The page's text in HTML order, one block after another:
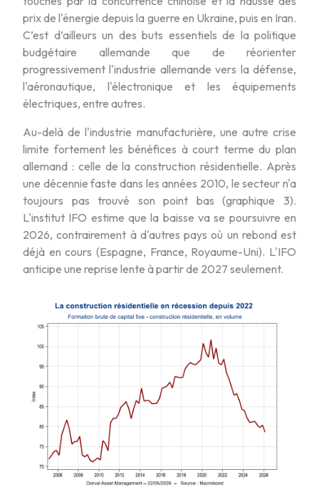
prix de l'énergie depuis la guerre en Ukraine, puis en Iran.
C’est d’ailleurs un des buts essentiels de la politique
budgétaire allemande que de réorienter
progressivement l'industrie allemande vers la défense,
l'aéronautique, l'électronique et les équipements
électriques, entre autres.
Au-delà de l'industrie manufacturière, une autre crise
limite fortement les bénéfices à court terme du plan
allemand : celle de la construction résidentielle. Après
une décennie faste dans les années 2010, le secteur n'a
toujours pas trouvé son point bas (graphique 3).
L'institut IFO estime que la baisse va se poursuivre en
2026, contrairement à d'autres pays où un rebond est
déjà en cours (Espagne, France, Royaume-Uni). L'IFO
anticipe une reprise lente à partir de 2027 seulement.